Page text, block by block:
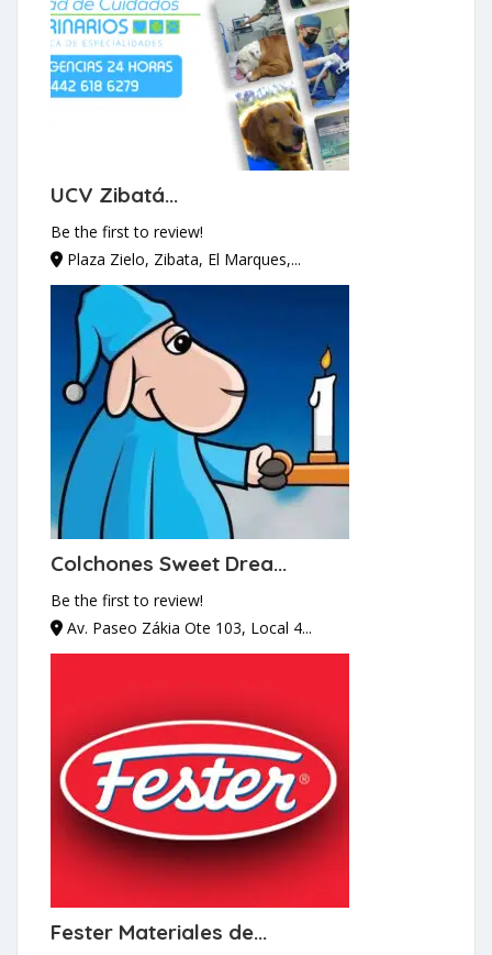
UCV Zibatá...
Be the first to review!
Plaza Zielo, Zibata, El Marques,...
Colchones Sweet Drea...
Be the first to review!
Av. Paseo Zákia Ote 103, Local 4...
Fester Materiales de...